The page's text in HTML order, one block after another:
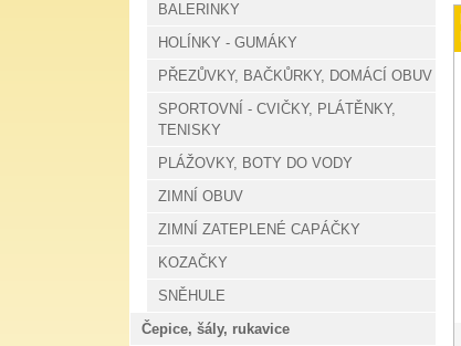
BALERINKY
HOLÍNKY - GUMÁKY
PŘEZŮVKY, BAČKŮRKY, DOMÁCÍ OBUV
SPORTOVNÍ - CVIČKY, PLÁTĚNKY,
TENISKY
PLÁŽOVKY, BOTY DO VODY
ZIMNÍ OBUV
ZIMNÍ ZATEPLENÉ CAPÁČKY
KOZAČKY
SNĚHULE
Čepice, šály, rukavice